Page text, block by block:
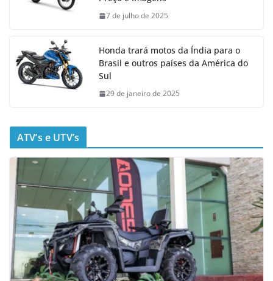
7 de julho de 2025
Honda trará motos da Índia para o
Brasil e outros países da América do
Sul
29 de janeiro de 2025
ATV’s e UTV’s